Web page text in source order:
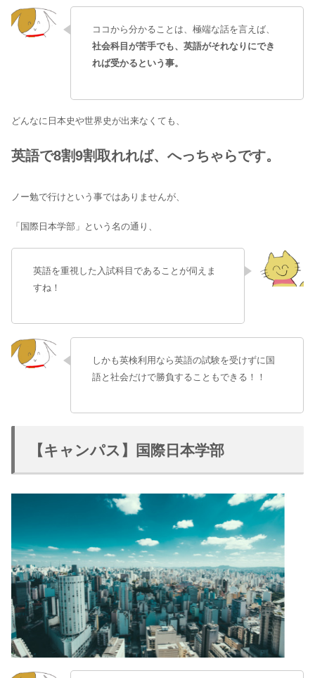
ココから分かることは、極端な話を言えば、
社会科目が苦手でも、英語がそれなりにでき
れば受かるという事。
どんなに日本史や世界史が出来なくても、
英語で8割9割取れれば、へっちゃらです。
ノー勉で行けという事ではありませんが、
「国際日本学部」という名の通り、
英語を重視した入試科目であることが伺えま
すね！
しかも英検利用なら英語の試験を受けずに国
語と社会だけで勝負することもできる！！
【キャンパス】国際日本学部